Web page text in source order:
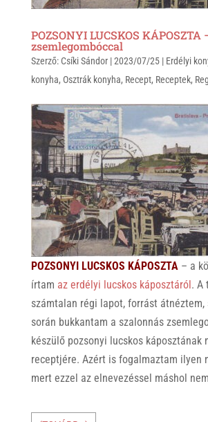
POZSONYI LUCSKOS KÁPOSZTA
zsemlegombóccal
Szerző: Csíki Sándor|2023/07/25| Erdélyi
konyha, Osztrák konyha, Recept, Receptek,
POZSONYI LUCSKOS KÁPOSZTA – a
írtam az erdélyi lucskos káposztáról . A
számtalan régi lapot, forrást átnéztem,
során bukkantam a szalonnás
készülő pozsonyi lucskos káposztának
receptjére. Azért is fogalmaztam ilyen
mert ezzel az elnevezéssel máshol